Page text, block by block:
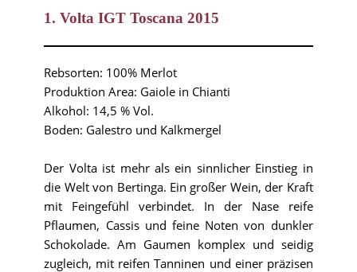
1. Volta IGT Toscana 2015
Rebsorten: 100% Merlot
Produktion Area: Gaiole in Chianti
Alkohol: 14,5 % Vol.
Boden: Galestro und Kalkmergel
Der Volta ist mehr als ein sinnlicher Einstieg in
die Welt von Bertinga. Ein großer Wein, der Kraft
mit Feingefühl verbindet. In der Nase reife
Pflaumen, Cassis und feine Noten von dunkler
Schokolade. Am Gaumen komplex und seidig
zugleich, mit reifen Tanninen und einer präzisen